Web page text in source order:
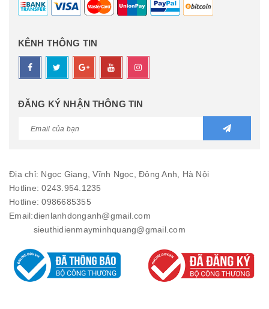
KÊNH THÔNG TIN
ĐĂNG KÝ NHẬN THÔNG TIN
Địa chỉ: Ngọc Giang, Vĩnh Ngọc, Đông Anh, Hà Nội
Hotline: 0243.954.1235
Hotline: 0986685355
Email:dienlanhdonganh@gmail.com
sieuthidienmayminhquang@gmail.com